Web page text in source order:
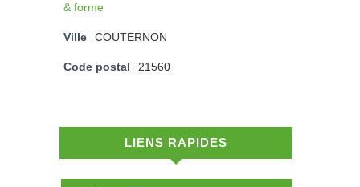
& forme
Ville COUTERNON
Code postal 21560
LIENS RAPIDES